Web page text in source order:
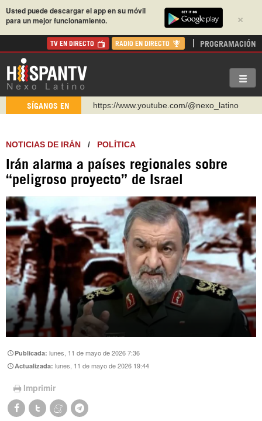
×
Usted puede descargar el app en su móvil
para un mejor funcionamiento.
TV EN DIRECTO RADIO EN DIRECTO PROGRAMACIÓN
SÍGANOS EN
https://www.youtube.com/@nexo_latino
https://t.me/hispantvcanal
https://urmedium.com/c/hispantv
WhatsApp y Viber: +98 921 79 29 404
https://www.facebook.com/Nexolatino.Canal
NOTICIAS DE IRÁN / POLÍTICA
Irán alarma a países regionales sobre
“peligroso proyecto” de Israel
Publicada:lunes, 11 de mayo de 2026 7:36
Actualizada:lunes, 11 de mayo de 2026 19:44
Imprimir